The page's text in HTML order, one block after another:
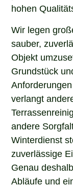
hohen
Wir legen
sauber,
Objekt
Grundstück
verlangt
andere
Winterdienst
zuverlässige
Genau
Abläufe und